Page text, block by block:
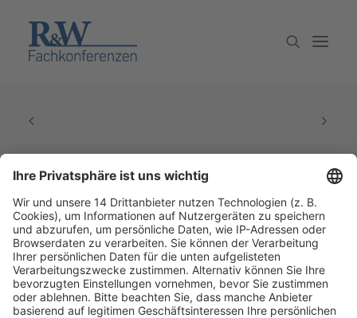
Partner werden
Newsletter
Archiv
Fachmedien Recht und Wirtschaft
Ein Fachbereich der
dfv Mediengruppe
Mainzer Landstr. 251
60326 Frankfurt am Main